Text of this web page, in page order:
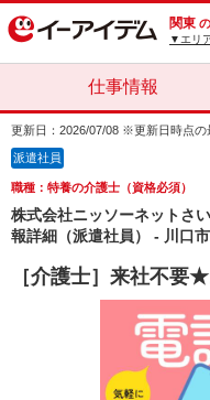
関東
▼エリ
仕事情報
更新日：2026/07/08 ※更新日時点の
派遣社員
職種：特養の介護士（資格必須）
株式会社ニッソーネットさ
報詳細（派遣社員） - 川口市
［介護士］来社不